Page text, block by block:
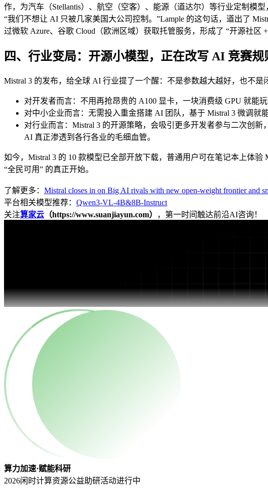
作，为汽车（Stellantis）、航空（空客）、能源（道达尔）等行业定制模
“我们不想让 AI 只被几家美国大公司控制。”Lample 的这句话，道出了
过微软 Azure、谷歌 Cloud（欧洲区域）获取托管服务，形成了 “开源社区
四、行业变局：开源小模型，正在改写 AI 竞赛规
Mistral 3 的发布，给全球 AI 行业提了一个醒：不是参数越大越好，也不
对开发者而言：不用再抢昂贵的 A100 显卡，一块消费级 GPU 就能
对中小企业而言：无需投入重金搭建 AI 团队，基于 Mistral 3 微调就
对行业而言：Mistral 3 的开源策略，会吸引更多开发者参与二次创
AI 真正渗透到各行各业的毛细血管。
如今，Mistral 3 的 10 款模型已全部开放下载，普通用户可在笔记本上体
“全民可用” 的真正开始。
了解更多： Mistral closes in on Big AI rivals with new open-weight frontier and
平台相关模型推荐： Qwen3-VL-4B&8B-Instruct
关注算家云 （https://www.suanjiayun.com） ，第一时间触达前沿AI咨询！
算力加速·赋能科研
2026闲时计算资源公益助研活动进行中